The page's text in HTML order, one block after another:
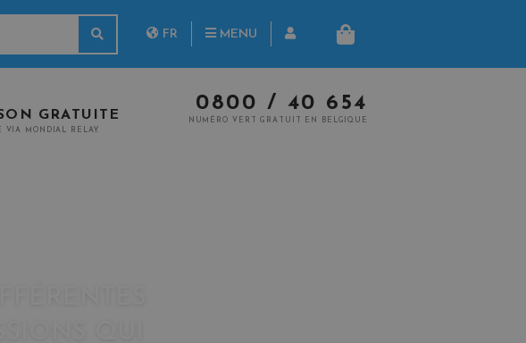
RechercheFR MENU
PANIER
GRATUITE
VIA MONDIAL RELAY.
0800 / 40 654
NUMÉRO VERT GRATUIT EN BELGIQUE